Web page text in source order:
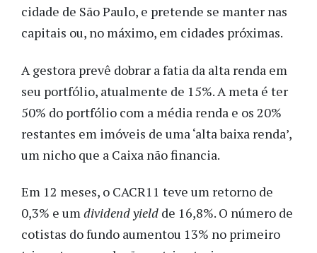
cidade de São Paulo, e pretende se manter nas
capitais ou, no máximo, em cidades próximas.
A gestora prevê dobrar a fatia da alta renda em
seu portfólio, atualmente de 15%. A meta é ter
50% do portfólio com a média renda e os 20%
restantes em imóveis de uma ‘alta baixa renda’,
um nicho que a Caixa não financia.
Em 12 meses, o CACR11 teve um retorno de
0,3% e umdividend yield de 16,8%. O número de
cotistas do fundo aumentou 13% no primeiro